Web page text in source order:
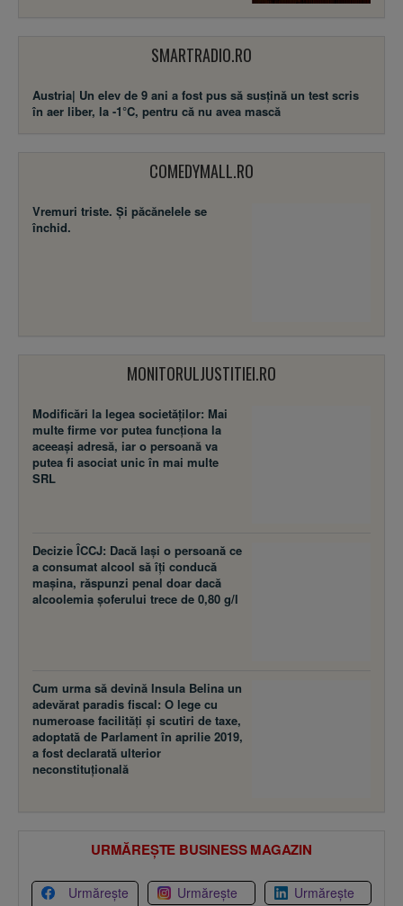
SMARTRADIO.RO
Austria| Un elev de 9 ani a fost pus să susţină un test scris
în aer liber, la -1°C, pentru că nu avea mască
COMEDYMALL.RO
Vremuri triste. Şi păcănelele se
închid.
MONITORULJUSTITIEI.RO
Modificări la legea societăţilor: Mai
multe firme vor putea funcţiona la
aceeaşi adresă, iar o persoană va
putea fi asociat unic în mai multe
SRL
Decizie ÎCCJ: Dacă laşi o persoană ce
a consumat alcool să îţi conducă
maşina, răspunzi penal doar dacă
alcoolemia şoferului trece de 0,80 g/l
Cum urma să devină Insula Belina un
adevărat paradis fiscal: O lege cu
numeroase facilităţi şi scutiri de taxe,
adoptată de Parlament în aprilie 2019,
a fost declarată ulterior
neconstituţională
URMĂREȘTE BUSINESS MAGAZIN
Urmărește Urmărește Urmărește